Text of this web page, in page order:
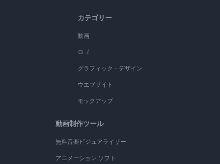
カテゴリー
動画
ロゴ
グラフィック・デザイン
ウエブサイト
モックアップ
動画制作ツール
無料音楽ビジュアライザー
アニメーション ソフト